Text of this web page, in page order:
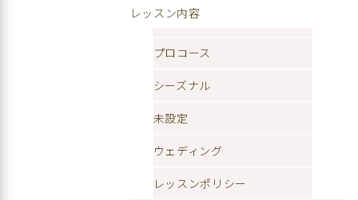
レッスン内容
プロコース
シーズナル
未設定
ウェディング
レッスンポリシー